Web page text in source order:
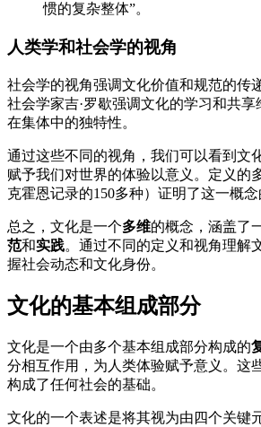
惯的复杂整体”。
人类学和社会学的视角
社会学的视角强调文化价值和规范的传
社会学家吉·罗歇强调文化的学习和共
在集体中的独特性。
通过这些不同的视角，我们可以看到文
赋予我们对世界的体验以意义。定义的
克霍恩记录的150多种）证明了这一概念
总之，文化是一个多维的概念，涵盖了
范和实践。通过不同的定义和视角理解
握社会动态和文化身份。
文化的基本组成部分
文化是一个由多个基本组成部分构成的
分相互作用，为人类体验赋予意义。这
构成了任何社会的基础。
文化的一个表述是将其视为由四个关键